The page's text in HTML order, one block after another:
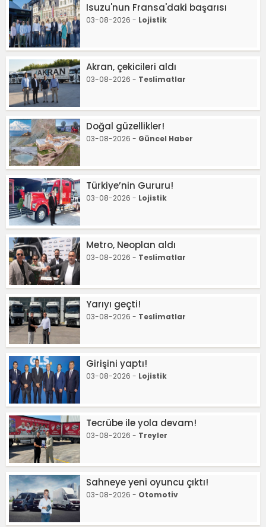
Isuzu'nun Fransa'daki başarısı
03-08-2026 - Lojistik
Akran, çekicileri aldı
03-08-2026 - Teslimatlar
Doğal güzellikler!
03-08-2026 - Güncel Haber
Türkiye’nin Gururu!
03-08-2026 - Lojistik
Metro, Neoplan aldı
03-08-2026 - Teslimatlar
Yarıyı geçti!
03-08-2026 - Teslimatlar
Girişini yaptı!
03-08-2026 - Lojistik
Tecrübe ile yola devam!
03-08-2026 - Treyler
Sahneye yeni oyuncu çıktı!
03-08-2026 - Otomotiv